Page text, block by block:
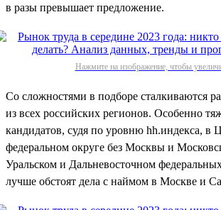
в разы превышает предложение.
Нажмите на изображение, чтобы
Со сложностями в подборе сталкиваются
из всех российских регионов. Особенно
кандидатов, судя по уровню hh.индекса, в
федеральном округе без Москвы и
Уральском и Дальневосточном
лучше обстоят дела с наймом в Москве и